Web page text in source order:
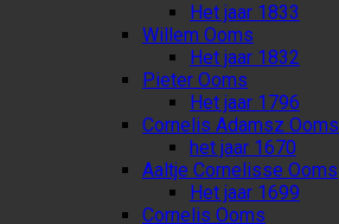
Het jaar 1833
Willem Ooms
Het jaar 1832
Pieter Ooms
Het jaar 1796
Cornelis Adamsz Ooms
het jaar 1670
Aaltje Cornelisse Ooms
Het jaar 1699
Cornelis Ooms